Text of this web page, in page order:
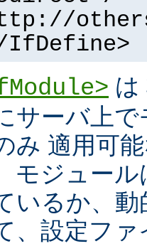
IfDefine>
は
サーバ上
み 適用可
モジュー
いるか、
、設定フ